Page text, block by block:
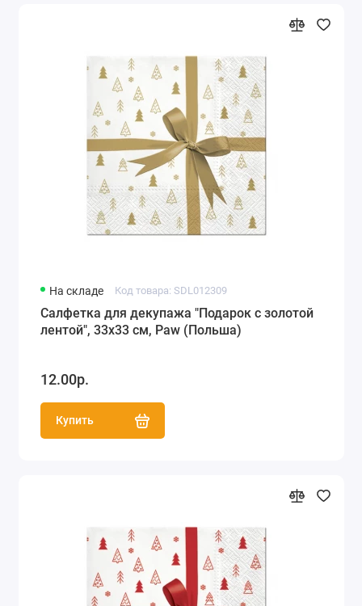
На складе Код товара: SDL012309
Салфетка для декупажа "Подарок с золотой
лентой", 33х33 см, Paw (Польша)
12.00р.
Купить